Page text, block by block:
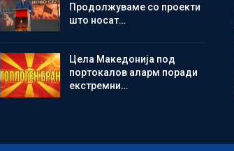
Продолжуваме со проекти
што носат…
Цела Македонија под
портокалов аларм поради
екстремни…